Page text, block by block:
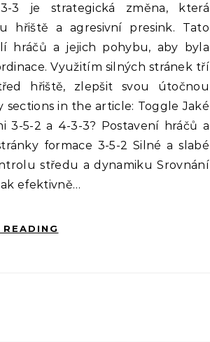
hřiště a agresivní presink. Tato
hráčů a jejich pohybu, aby byla
Využitím silných stránek tří
hřiště, zlepšit svou útočnou
in the article: Toggle Jaké
3-5-2 a 4-3-3? Postavení hráčů a
formace 3-5-2 Silné a slabé
středu a dynamiku Srovnání
efektivně…